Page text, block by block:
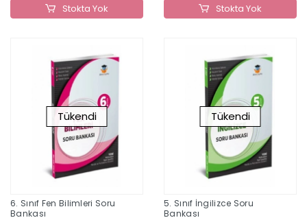
Stokta Yok Stokta Yok
Tükendi
6. Sınıf Fen Bilimleri Soru
Bankası
Tükendi
5. Sınıf İngilizce Soru
Bankası